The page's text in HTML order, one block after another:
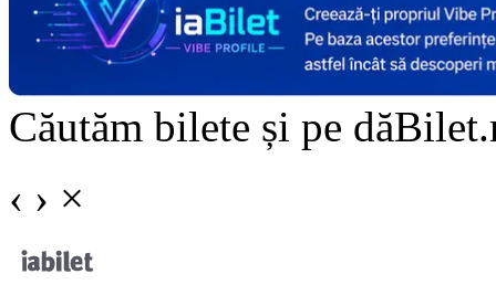
Căutăm bilete și pe
‹ › ×